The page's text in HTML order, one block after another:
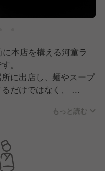
本店を構える河童ラ
。
に出店し、麺やスープ
だけではなく、
っています。
控えており、さらなる
。
もっと読む